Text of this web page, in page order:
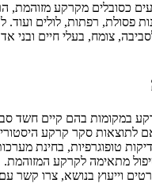
כסובלים מקרקע
פסולת, רפתות, לולים
צומח, בעלי חיים
במקומות בהם קיים חשד
לתוצאות סקר קרקע היסטורי
טופוגרפיות, בחינת
מתאימה לקרקע המזוהמת.
וייעוץ בנושא, צרו קשר